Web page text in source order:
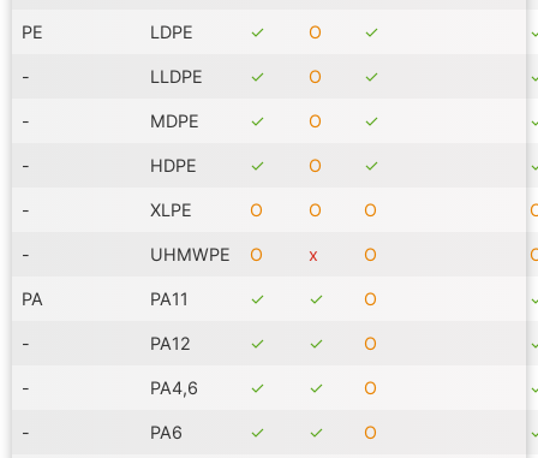
PE LDPE ✓ Ο ✓
- LLDPE ✓ Ο ✓
- MDPE ✓ Ο ✓
- HDPE ✓ Ο ✓
- XLPE Ο Ο Ο
- UHMWPE Ο x Ο
PA PA11 ✓ ✓ Ο
- PA12 ✓ ✓ Ο
- PA4,6 ✓ ✓ Ο
- PA6 ✓ ✓ Ο